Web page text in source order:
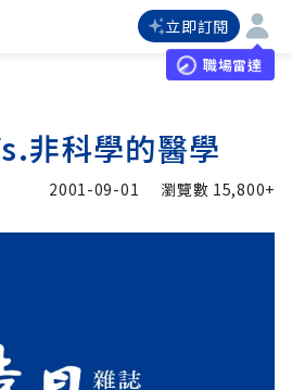
立即訂閱
職場雷達
非科學的醫學
2001-09-01 瀏覽數 15,800+